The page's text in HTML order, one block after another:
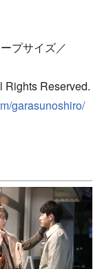
プサイズ／
Rights Reserved.
garasunoshiro/